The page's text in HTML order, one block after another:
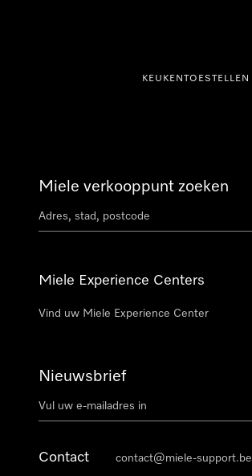
KEUKENTOESTELLEN
Miele verkooppunt zoeken
Miele Experience Centers
Vind uw Miele Experience Center
Nieuwsbrief
Contact contact@miele-support.be